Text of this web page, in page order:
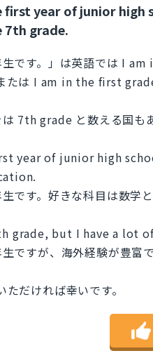
first year of junior high
7th grade.
生です。」は英語では I
たは I am in the first
7th grade と数える国も
year of junior high
生です。好きな科目は数学と
grade, but I have a lot
生ですが、海外経験が豊富で
ただければ幸いです。